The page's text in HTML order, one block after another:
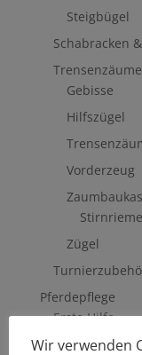
Steigbügel
Schabracken
Gebisse
Hilfszügel
Vorderzeug
Zügel
Pferdepflege
Erste Hilfe
Wir verwenden